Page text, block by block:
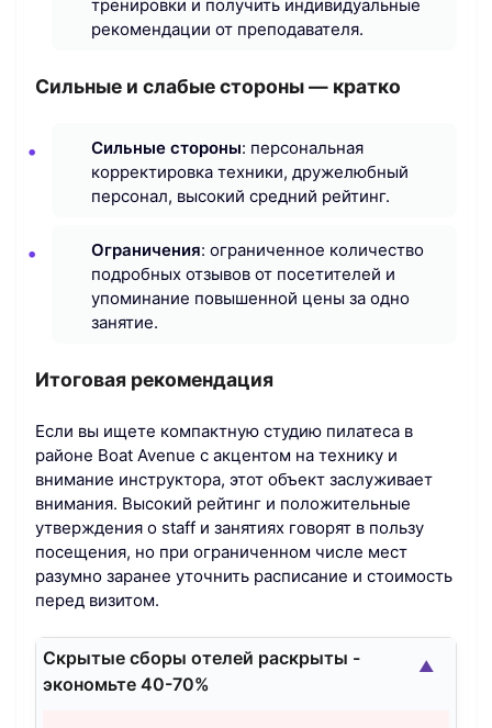
тренировки и получить индивидуальные
рекомендации от преподавателя.
Сильные и слабые стороны — кратко
Сильные стороны: персональная
корректировка техники, дружелюбный
персонал, высокий средний рейтинг.
Ограничения: ограниченное количество
подробных отзывов от посетителей и
упоминание повышенной цены за одно
занятие.
Итоговая рекомендация
Если вы ищете компактную студию пилатеса в
районе Boat Avenue с акцентом на технику и
внимание инструктора, этот объект заслуживает
внимания. Высокий рейтинг и положительные
утверждения о staff и занятиях говорят в пользу
посещения, но при ограниченном числе мест
разумно заранее уточнить расписание и стоимость
перед визитом.
Скрытые сборы отелей раскрыты -
экономьте 40-70%
▲